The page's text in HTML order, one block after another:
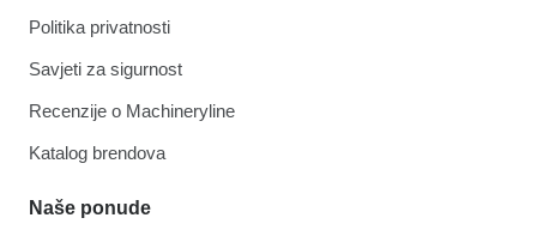
Politika privatnosti
Savjeti za sigurnost
Recenzije o Machineryline
Katalog brendova
Naše ponude